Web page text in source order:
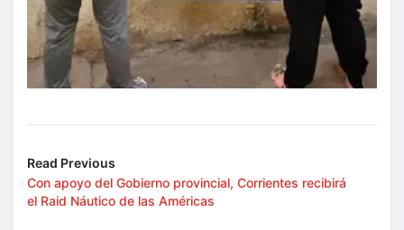
Read Previous
Con apoyo del Gobierno provincial, Corrientes recibirá
el Raid Náutico de las Américas